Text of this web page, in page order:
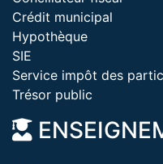
Crédit municipal
Hypothèque
SIE
Service impôt des
Trésor public